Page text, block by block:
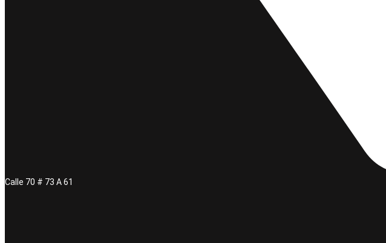
Calle 70 # 73 A 61